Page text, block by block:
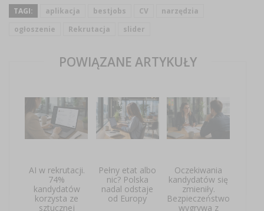
TAGI: aplikacja bestjobs CV
narzędzia
ogłoszenie
Rekrutacja slider
POWIĄZANE ARTYKUŁY
AI w rekrutacji.
74%
kandydatów
korzysta ze
sztucznej
Pełny etat albo
nic? Polska
nadal odstaje
od Europy
Oczekiwania
kandydatów się
zmieniły.
Bezpieczeństwo
wygrywa z